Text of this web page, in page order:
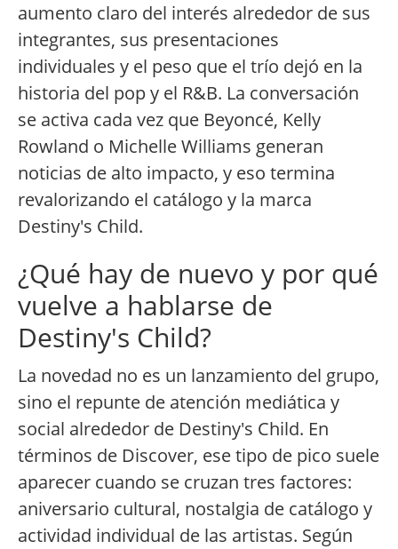
aumento claro del interés alrededor de sus
integrantes, sus presentaciones
individuales y el peso que el trío dejó en la
historia del pop y el R&B. La conversación
se activa cada vez que Beyoncé, Kelly
Rowland o Michelle Williams generan
noticias de alto impacto, y eso termina
revalorizando el catálogo y la marca
Destiny's Child.
¿Qué hay de nuevo y por qué
vuelve a hablarse de
Destiny's Child?
La novedad no es un lanzamiento del grupo,
sino el repunte de atención mediática y
social alrededor de Destiny's Child. En
términos de Discover, ese tipo de pico suele
aparecer cuando se cruzan tres factores:
aniversario cultural, nostalgia de catálogo y
actividad individual de las artistas. Según